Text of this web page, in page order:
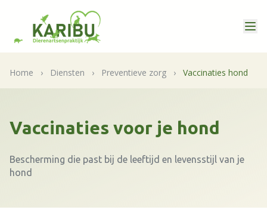
Home › Diensten › Preventieve zorg › Vaccinaties hond
Vaccinaties voor je hond
Bescherming die past bij de leeftijd en levensstijl van je
hond